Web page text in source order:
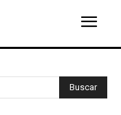
Buscar